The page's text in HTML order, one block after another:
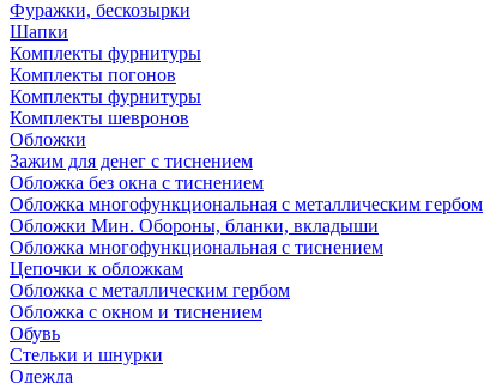
Фуражки, бескозырки
Шапки
Комплекты фурнитуры
Комплекты погонов
Комплекты фурнитуры
Комплекты шевронов
Обложки
Зажим для денег с тиснением
Обложка без окна с тиснением
Обложка многофункциональная с металлическим гербом
Обложки Мин. Обороны, бланки, вкладыши
Обложка многофункциональная с тиснением
Цепочки к обложкам
Обложка с металлическим гербом
Обложка с окном и тиснением
Обувь
Стельки и шнурки
Одежда